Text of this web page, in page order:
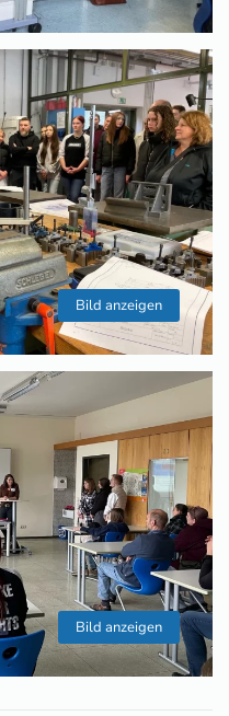
Bild anzeigen
Bild anzeigen